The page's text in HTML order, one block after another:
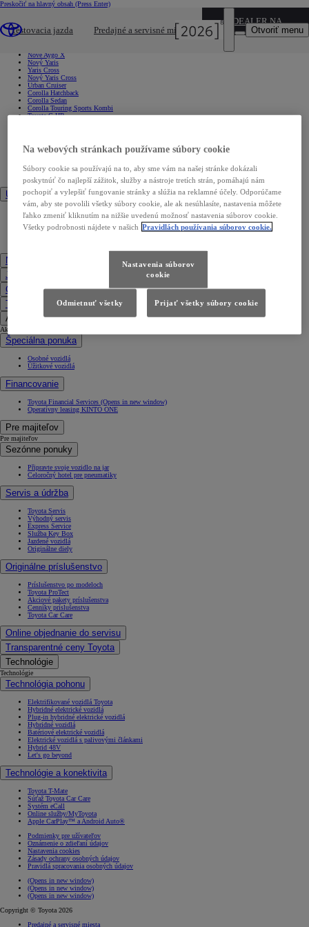
Preskočiť na hlavný obsah (Press Enter)
Testovacia jazda Predajné a servisné miesta
DEALER NAME
Otvoriť menu
Nové vozidlá
Osobné vozidlá
Nové Aygo X
Nový Yaris
Yaris Cross
Nový Yaris Cross
Urban Cruiser
Corolla Hatchback
Corolla Sedan
Corolla Touring Sports Kombi
Toyota C-HR
Nová Toyota bZ4X
Nová Toyota bZ4X Touring
Mirai
Nový GR Yaris
Úžitkové vozidlá
Hilux
Nový Proace City
Nový Proace City Verso
Nové (skladové) vozidlá
Jazdené a predvádzacie vozidlá
Ceny vozidiel
Testovacia jazda
Akciové ponuky a financovanie
Akciové ponuky a financovanie
Špeciálna ponuka
Osobné vozidlá
Úžitkové vozidlá
Financovanie
Toyota Financial Services (Opens in new window)
Operatívny leasing KINTO ONE
Pre majiteľov
Pre majiteľov
Sezónne ponuky
Připravte svoje vozidlo na jar
Celoročný hotel pre pneumatiky
Servis a údržba
Toyota Servis
Výhodný servis
Express Service
Služba Key Box
Jazdené vozidlá
Originálne diely
Originálne príslušenstvo
Príslušenstvo po modeloch
Toyota ProTect
Akciové pakety príslušenstva
Cenníky príslušenstva
Toyota Car Care
Online objednanie do servisu
Transparentné ceny Toyota
Technológie
Technológie
Technológia pohonu
Elektrifikované vozidlá Toyota
Hybridné elektrické vozidlá
Plug-in hybridné elektrické vozidlá
Hybridné vozidlá
Batériové elektrické vozidlá
Elektrické vozidlá s palivovými článkami
Hybrid 48V
Let's go beyond
Technológie a konektivita
Toyota T-Mate
Súťaž Toyota Car Care
Systém eCall
Online služby/MyToyota
Apple CarPlay™ a Android Auto®
Podmienky pre užívateľov
Oznámenie o zdieľaní údajov
Nastavenia cookies
Zásady ochrany osobných údajov
Pravidlá spracovania osobných údajov
(Opens in new window)
(Opens in new window)
(Opens in new window)
Copyright © Toyota 2026
Predajné a servisné miesta
Na webových stránkach používame súbory cookie
Súbory cookie sa používajú na to, aby sme vám na našej stránke dokázali
poskytnúť čo najlepší zážitok, služby a nástroje tretích strán, pomáhajú nám
pochopiť a vylepšiť fungovanie stránky a slúžia na reklamné účely. Odporúčame
vám, aby ste povolili všetky súbory cookie, ale ak nesúhlasíte, nastavenia môžete
ľahko zmeniť kliknutím na nižšie uvedenú možnosť nastavenia súborov cookie.
Všetky podrobnosti nájdete v našich Pravidlách používania súborov cookie.
Nastavenia súborov
cookie
Odmietnuť všetky Prijať všetky súbory cookie